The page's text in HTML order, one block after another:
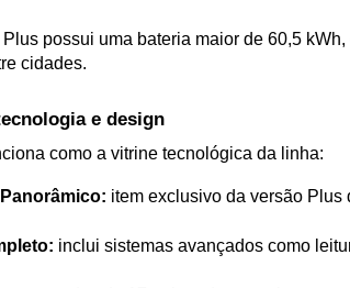
Plus possui uma bateria maior de 60,5
cidades.
e design
como a vitrine tecnológica da linha:
item exclusivo da versão
inclui sistemas avançados como